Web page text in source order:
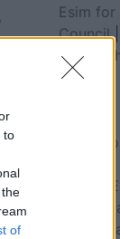
to
of
Esim
Council|
for
Esim
Esim
Esim
Esim
for